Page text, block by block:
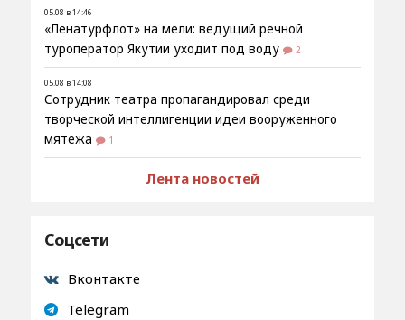
05.08 в 14:46
«Ленатурфлот» на мели: ведущий речной
туроператор Якутии уходит под воду
2
05.08 в 14:08
Сотрудник театра пропагандировал среди
творческой интеллигенции идеи вооруженного
мятежа
1
Лента новостей
Соцсети
Вконтакте
Telegram